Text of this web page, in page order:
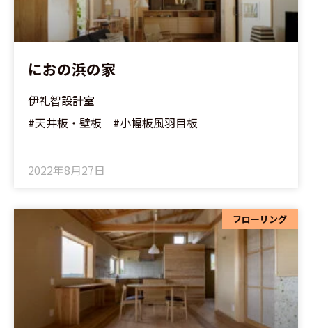
におの浜の家
伊礼智設計室
#天井板・壁板 #小幅板風羽目板
2022年8月27日
フローリング